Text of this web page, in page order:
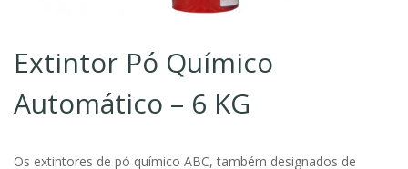
Extintor Pó Químico
Automático – 6 KG
Os extintores de pó químico ABC, também designados de